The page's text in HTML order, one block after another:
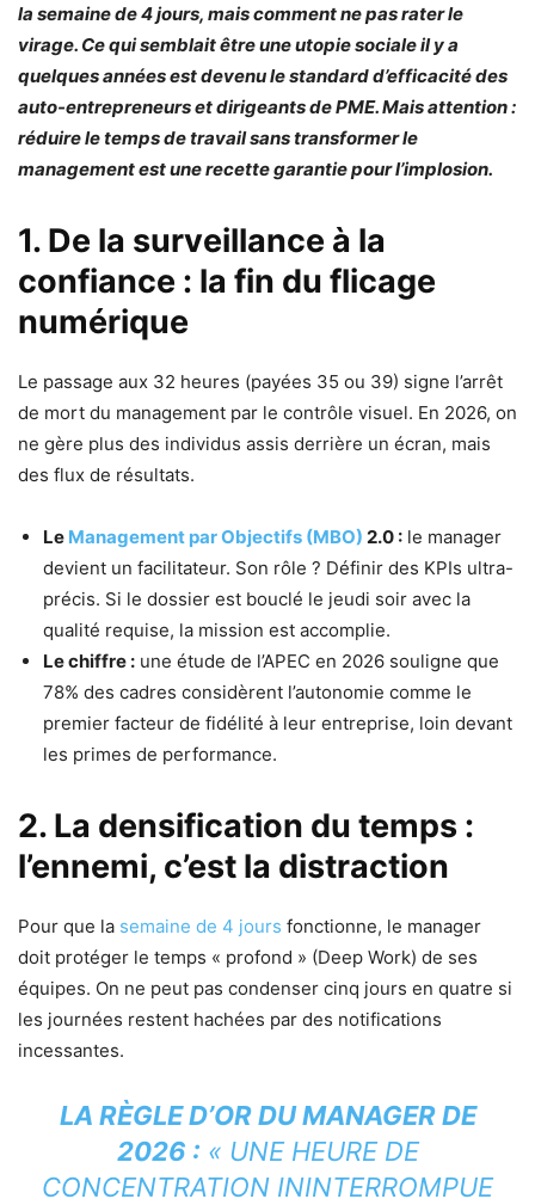
la semaine de 4 jours, mais comment ne pas rater le
virage. Ce qui semblait être une utopie sociale il y a
quelques années est devenu le standard d’efficacité des
auto-entrepreneurs et dirigeants de PME. Mais attention :
réduire le temps de travail sans transformer le
management est une recette garantie pour l’implosion.
1. De la surveillance à la
confiance : la fin du flicage
numérique
Le passage aux 32 heures (payées 35 ou 39) signe l’arrêt
de mort du management par le contrôle visuel. En 2026, on
ne gère plus des individus assis derrière un écran, mais
des flux de résultats.
Le Management par Objectifs (MBO) 2.0 : le manager
devient un facilitateur. Son rôle ? Définir des KPIs ultra-
précis. Si le dossier est bouclé le jeudi soir avec la
qualité requise, la mission est accomplie.
Le chiffre : une étude de l’APEC en 2026 souligne que
78% des cadres considèrent l’autonomie comme le
premier facteur de fidélité à leur entreprise, loin devant
les primes de performance.
2. La densification du temps :
l’ennemi, c’est la distraction
Pour que la semaine de 4 jours fonctionne, le manager
doit protéger le temps « profond » (Deep Work) de ses
équipes. On ne peut pas condenser cinq jours en quatre si
les journées restent hachées par des notifications
incessantes.
LA RÈGLE D’OR DU MANAGER DE
2026 : « UNE HEURE DE
CONCENTRATION ININTERROMPUE